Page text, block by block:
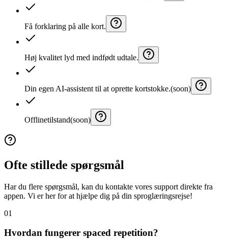
Få forklaring på alle kort.
Høj kvalitet lyd med indfødt udtale.
Din egen AI-assistent til at oprette kortstokke.(soon)
Offlinetilstand(soon)
Ofte stillede spørgsmål
Har du flere spørgsmål, kan du kontakte vores support direkte fra
appen. Vi er her for at hjælpe dig på din sproglæringsrejse!
01
Hvordan fungerer spaced repetition?